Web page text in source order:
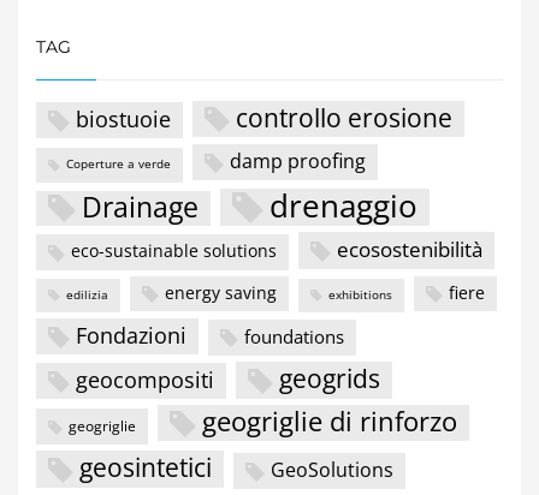
TAG
biostuoie controllo erosione
Coperture a verde damp proofing
Drainage drenaggio
eco-sustainable solutions ecosostenibilità
edilizia energy saving exhibitions fiere
Fondazioni foundations
geocompositi geogrids
geogriglie geogriglie di rinforzo
geosintetici GeoSolutions